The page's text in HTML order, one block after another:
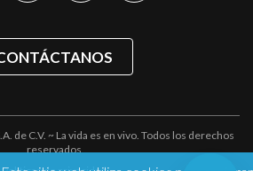
de C.V. ~ La vida es en vivo. Todos los derechos
reservados